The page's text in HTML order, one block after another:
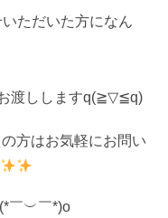
ただいた方になん
渡ししますq(≧▽≦q)
方はお気軽にお問い
￣︶￣*)o